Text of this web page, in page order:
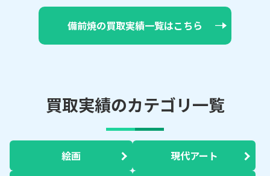
備前焼の買取実績一覧はこちら
買取実績のカテゴリ一覧
絵画 現代アート